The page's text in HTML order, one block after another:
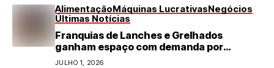
AlimentaçãoMáquinas LucrativasNegócios
Últimas Notícias
Franquias de Lanches e Grelhados
ganham espaço com demanda por
refeições rápidas e de qualidade
JULHO 1, 2026